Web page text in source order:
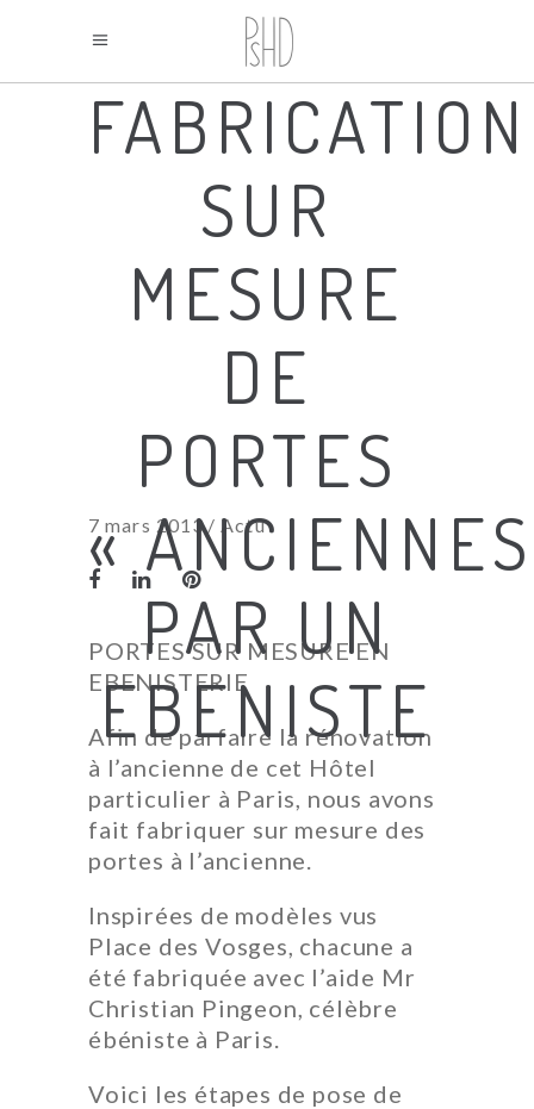
FABRICATION
SUR
MESURE
DE
PORTES
«
PAR UN
EBENISTE
7 mars 2013 Actu
PORTES SUR MESURE EN
EBENISTERIE
Afin de parfaire la rénovation
à l’ancienne de cet Hôtel
particulier à Paris, nous avons
fait fabriquer sur mesure des
portes à l’ancienne.
Inspirées de modèles vus
Place des Vosges, chacune a
été fabriquée avec l’aide Mr
Christian Pingeon, célèbre
ébéniste à Paris.
Voici les étapes de pose de